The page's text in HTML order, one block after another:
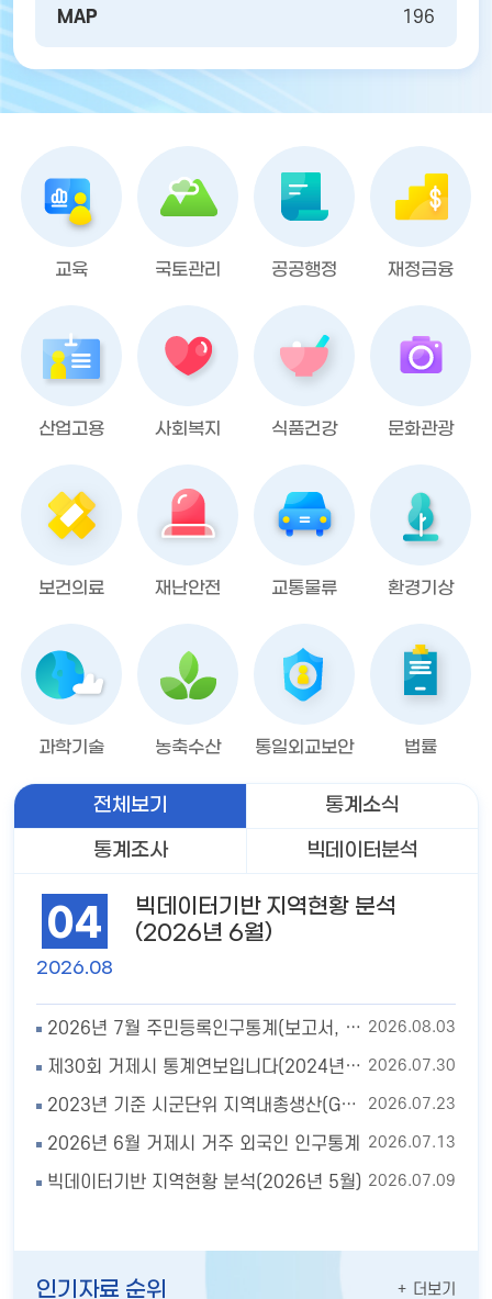
MAP
196
교육 국토관리 공공행정 재정금융
산업고용 사회복지 식품건강 문화관광
보건의료 재난안전 교통물류 환경기상
과학기술 농축수산 통일외교보안 법률
전체보기
통계소식
통계조사
빅데이터분석
04
2026.08
빅데이터기반 지역현황 분석
(2026년 6월)
2026년 7월 주민등록인구통계(보고서, 인구이동보고서 포함) 2026.08.03
제30회 거제시 통계연보입니다(2024년 기준) 2026.07.30
2023년 기준 시군단위 지역내총생산(GRDP) 추계 결과 2026.07.23
2026년 6월 거제시 거주 외국인 인구통계 2026.07.13
빅데이터기반 지역현황 분석(2026년 5월) 2026.07.09
인기자료 순위 더보기